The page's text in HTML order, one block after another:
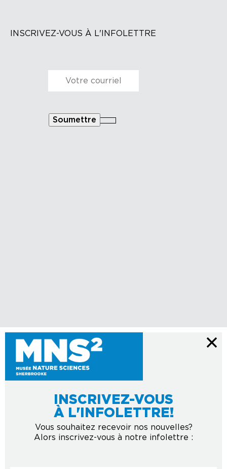
INSCRIVEZ-VOUS
À L'INFOLETTRE!
Vous souhaitez recevoir nos nouvelles?
Alors inscrivez-vous à notre infolettre :
INSCRIVEZ-VOUS À L'INFOLETTRE
Courriel *
Soumettre